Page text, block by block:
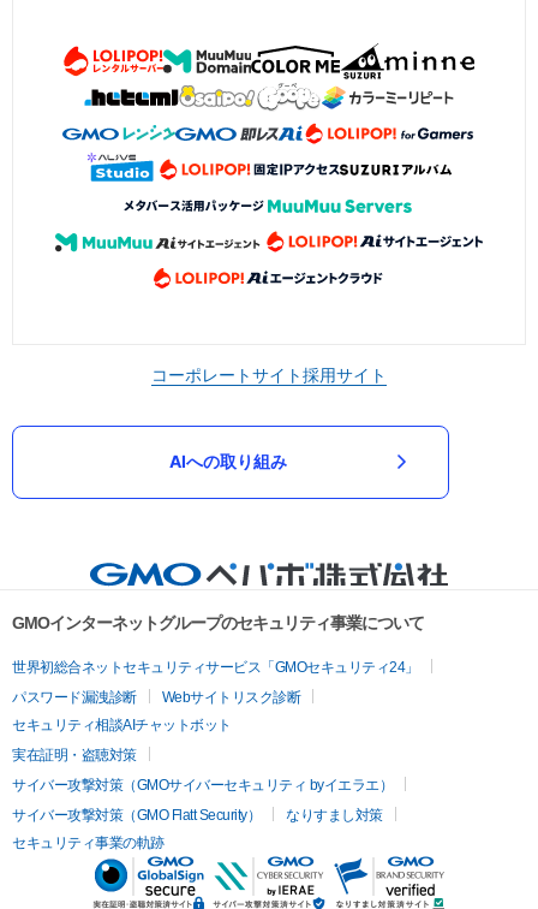
コーポレートサイト採用サイト
AIへの取り組み
GMOインターネットグループのセキュリティ事業について
世界初総合ネットセキュリティサービス「GMOセキュリティ24」
パスワード漏洩診断
Webサイトリスク診断
セキュリティ相談AIチャットボット
実在証明・盗聴対策
サイバー攻撃対策（GMOサイバーセキュリティ byイエラエ）
サイバー攻撃対策（GMO Flatt Security）
なりすまし対策
セキュリティ事業の軌跡